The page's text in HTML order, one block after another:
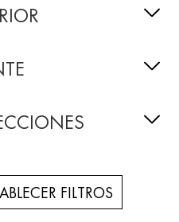
FILTROS